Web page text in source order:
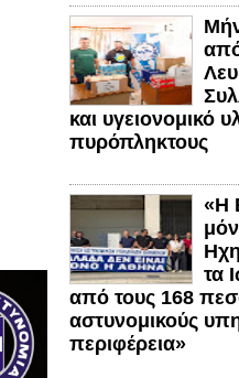
και υγειονομικό
πυρόπληκτους
«Η
τα
από τους 168
αστυνομικούς
περιφέρεια»